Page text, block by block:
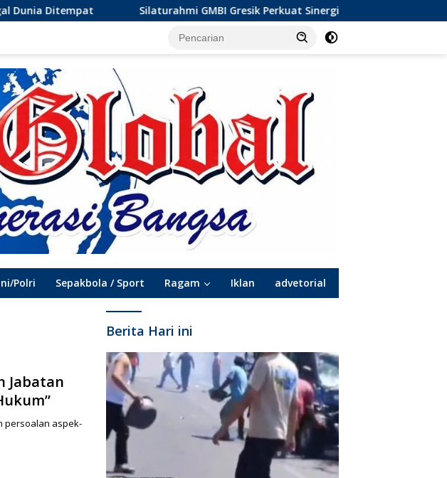
Silaturahmi GMBI Gresik Perkuat Sinergi dengan Komunitas Wong Bodho,
Polri Sepakbola / Sport Ragam Iklan advetorial
Jabatan
persoalan aspek-
Berita Hari ini